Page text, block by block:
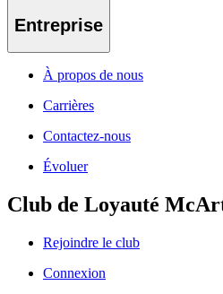
Entreprise
À propos de nous
Carrières
Contactez-nous
Évoluer
Club de Loyauté
Rejoindre le club
Connexion